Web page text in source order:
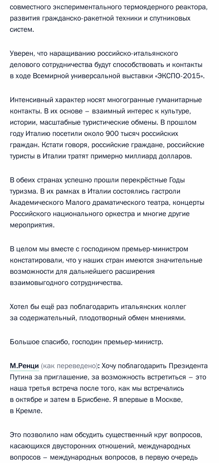
совместного экспериментального термоядерного реактора,
развития гражданско-ракетной техники и спутниковых
систем.
Уверен, что наращиванию российско-итальянского
делового сотрудничества будут способствовать и контакты
в ходе Всемирной универсальной выставки «ЭКСПО-2015».
Интенсивный характер носят многогранные гуманитарные
контакты. В их основе – взаимный интерес к культуре,
истории, масштабные туристические обмены. В прошлом
году Италию посетили около 900 тысяч российских
граждан. Кстати говоря, российские граждане, российские
туристы в Италии тратят примерно миллиард долларов.
В обеих странах успешно прошли перекрёстные Годы
туризма. В их рамках в Италии состоялись гастроли
Академического Малого драматического театра, концерты
Российского национального оркестра и многие другие
мероприятия.
В целом мы вместе с господином премьер-министром
констатировали, что у наших стран имеются значительные
возможности для дальнейшего расширения
взаимовыгодного сотрудничества.
Хотел бы ещё раз поблагодарить итальянских коллег
за содержательный, плодотворный обмен мнениями.
Большое спасибо, господин премьер-министр.
М.Ренци (как переведено): Хочу поблагодарить Президента
Путина за приглашение, за возможность встретиться – это
наша третья встреча после того, как мы встречались
в октябре и затем в Брисбене. Я впервые в Москве,
в Кремле.
Это позволило нам обсудить существенный круг вопросов,
касающихся двусторонних отношений, международных
вопросов – международных вопросов, в первую очередь